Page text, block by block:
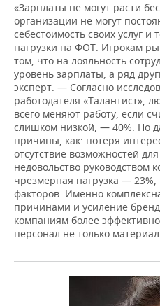
«Зарплаты не могут расти
организации не могут
себестоимость своих услуг и
нагрузки на ФОТ. Игрокам
том, что на лояльность
уровень зарплаты, а ряд
эксперт. — Согласно
работодателя «Талантист»,
всего меняют работу, если
слишком низкой, — 40%. Но
причины, как: потеря
отсутствие возможностей
недовольство руководством
чрезмерная нагрузка —
факторов. Именно
причинами и усиление
компаниям более
персонал не только